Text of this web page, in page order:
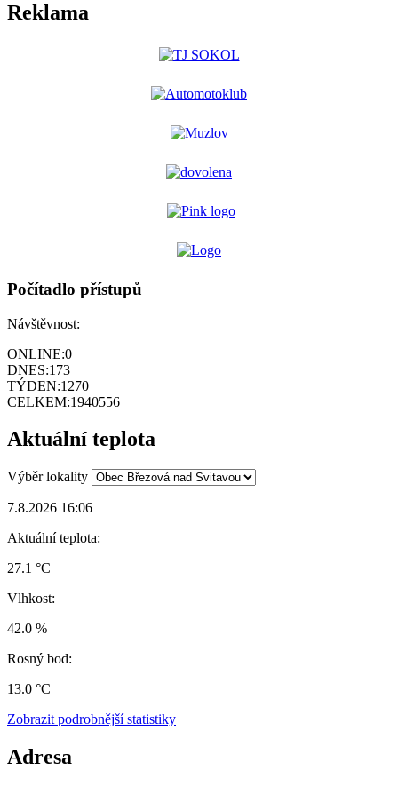
Reklama
Počítadlo přístupů
Návštěvnost:
ONLINE:0
DNES:173
TÝDEN:1270
CELKEM:1940556
Aktuální teplota
Výběr lokality
7.8.2026 16:06
Aktuální teplota:
27.1 °C
Vlhkost:
42.0 %
Rosný bod:
13.0 °C
Zobrazit podrobnější statistiky
Adresa